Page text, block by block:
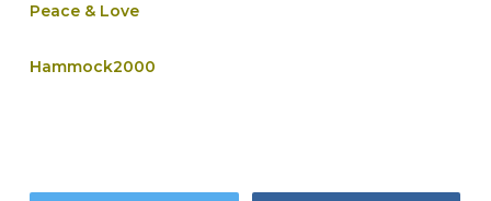
Peace & Love
Hammock2000